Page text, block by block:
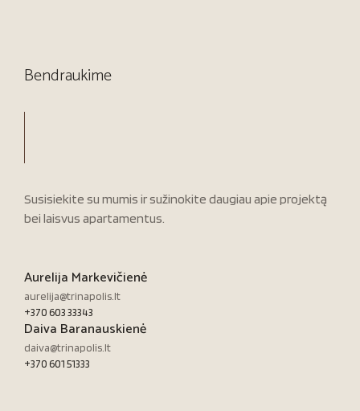
Bendraukime
Susisiekite su mumis ir sužinokite daugiau apie projektą
bei laisvus apartamentus.
Aurelija Markevičienė
aurelija@trinapolis.lt
+370 603 33343
Daiva Baranauskienė
daiva@trinapolis.lt
+370 601 51333